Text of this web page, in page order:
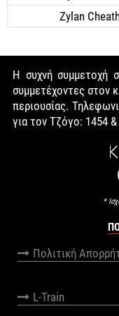
Zylan
Η συχνή συμμετοχή
συμμετέχοντες στον
περιουσίας.
για τον Τζόγο: 1454
*
Πολιτική
L-Train